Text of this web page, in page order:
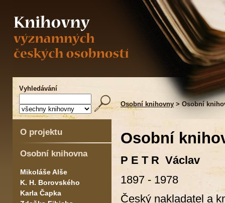
Vyhledávání
Osobní knihovny > Osobní
O projektu
Osobní knihovna
Mikoláše Alše
K. H. Borovského
Karla Čapka
Osobní
P E T R Václav
1897 - 1978
Český nakladatel a